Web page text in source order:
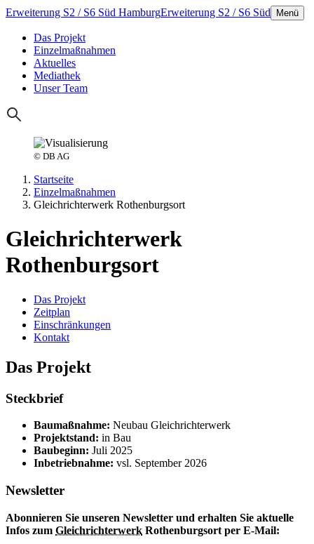
Erweiterung S2 / S6 Süd HamburgErweiterung S2 / S6 Süd Menü
Das Projekt
Einzelmaßnahmen
Aktuelles
Mediathek
Unser Team
© DB AG
Startseite
Einzelmaßnahmen
Gleichrichterwerk Rothenburgsort
Gleichrichterwerk
Rothenburgsort
Das Projekt
Zeitplan
Einschränkungen
Kontakt
Das Projekt
Steckbrief
Baumaßnahme: Neubau Gleichrichterwerk
Projektstand: in Bau
Baubeginn: Juli 2025
Inbetriebnahme: vsl. September 2026
Newsletter
Abonnieren Sie unseren Newsletter und erhalten Sie aktuelle
Infos zum Gleichrichterwerk Rothenburgsort per E-Mail: